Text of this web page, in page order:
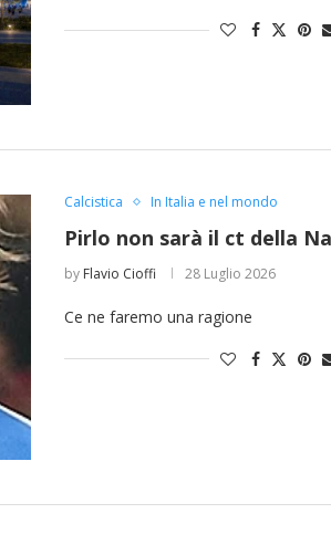
Calcistica In Italia e nel mondo
Pirlo non sarà il ct della
by Flavio Cioffi 28 Luglio 2026
Ce ne faremo una ragione